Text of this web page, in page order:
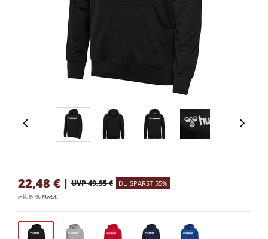
22,48 € | UVP 49,95 € DU SPARST 55%
inkl. 19 % MwSt.